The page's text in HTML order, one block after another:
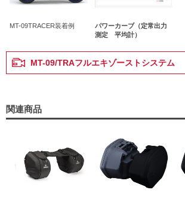
MT-09TRACER装着例
パワーカーブ（定常出力
測定 平均計）
MT-09/TRAフルエキゾーストシステム
関連商品